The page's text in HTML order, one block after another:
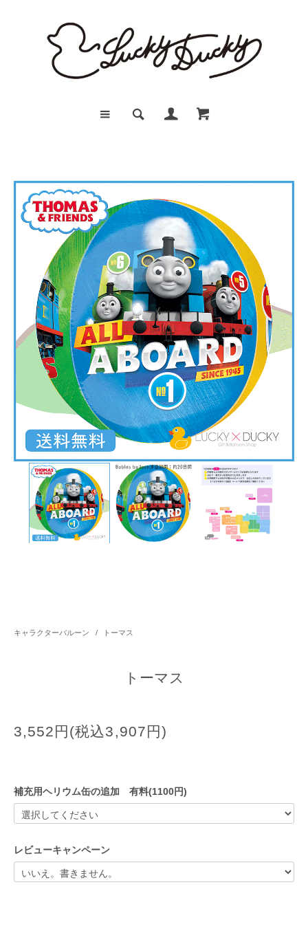
キャラクターバルーン / トーマス
トーマス
3,552円(税込3,907円)
補充用ヘリウム缶の追加 有料(1100円)
レビューキャンペーン